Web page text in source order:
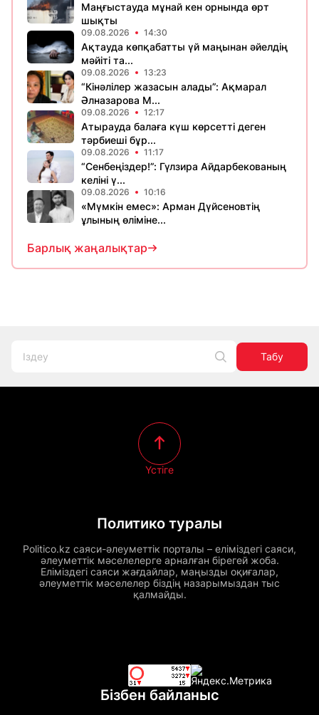
Маңғыстауда мұнай кен орнында өрт
шықты
09.08.2026 14:30
Ақтауда көпқабатты үй маңынан әйелдің
мәйіті та...
09.08.2026 13:23
“Кінәлілер жазасын алады”: Ақмарал
Әлназарова М...
09.08.2026 12:17
Атырауда балаға күш көрсетті деген
тәрбиеші бұр...
09.08.2026 11:17
“Сенбеңіздер!”: Гүлзира Айдарбекованың
келіні ү...
09.08.2026 10:16
«Мүмкін емес»: Арман Дүйсеновтің
ұлының өліміне...
Барлық жаңалықтар
Табу
Политико туралы
Politico.kz саяси-әлеуметтік порталы – еліміздегі саяси,
әлеуметтік мәселелерге арналған бірегей жоба.
Еліміздегі саяси жағдайлар, маңызды оқиғалар,
әлеуметтік мәселелер біздің назарымыздан тыс
қалмайды.
Үстіге
Бізбен байланыс